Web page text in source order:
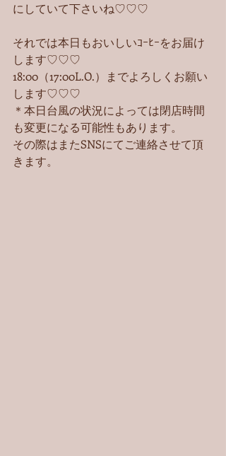
にしていて下さいね♡♡♡
それでは本日もおいしいｺｰﾋｰをお届け
します♡♡♡
18:00（17:00L.O.）までよろしくお願い
します♡♡♡
＊本日台風の状況によっては閉店時間
も変更になる可能性もあります。
その際はまたSNSにてご連絡させて頂
きます。